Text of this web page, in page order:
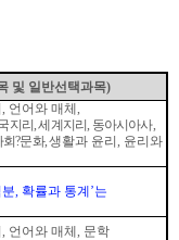
및 일반선택과목)
, 언어와 매체 ,
지리,세계지리, 동아시아사,
회?문화,생활과 윤리, 윤리와
, 확률과 통계 ’는
, 언어와 매체 , 문학